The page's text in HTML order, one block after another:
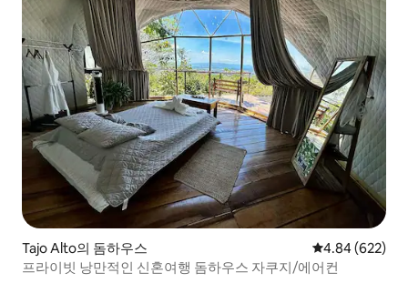
Tajo Alto의 돔하우스 평점 4.84점(5
4.84 (622)
프라이빗 낭만적인 신혼여행 돔하우스 자쿠지/에어컨